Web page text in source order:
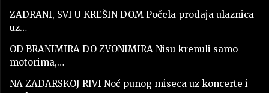
ZADRANI, SVI U KREŠIN DOM Počela prodaja ulaznica
uz…
OD BRANIMIRA DO ZVONIMIRA Nisu krenuli samo
motorima,…
NA ZADARSKOJ RIVI Noć punog miseca uz koncerte i